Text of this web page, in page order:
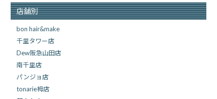
店舗別
bon hair&make
千里タワー店
Dew阪急山田店
南千里店
パンジョ店
tonarie栂店